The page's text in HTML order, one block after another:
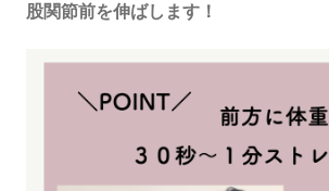
股関節前を伸ばします！